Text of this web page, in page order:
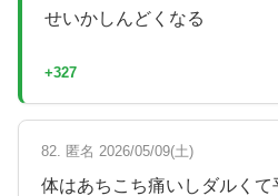
せいかしんどくなる
+327
82. 匿名 2026/05/09(土)
体はあちこち痛いしダルく